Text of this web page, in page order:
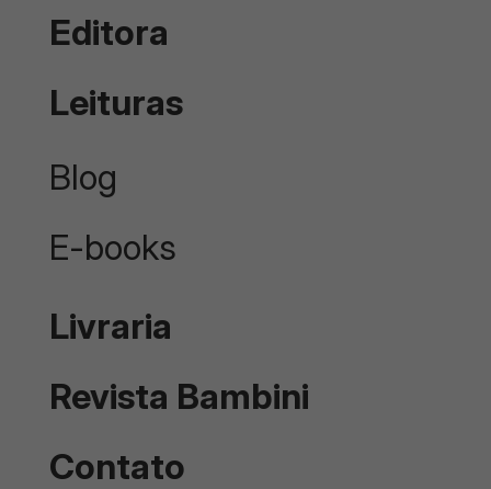
Editora
Leituras
Blog
E-books
Livraria
Revista Bambini
Contato